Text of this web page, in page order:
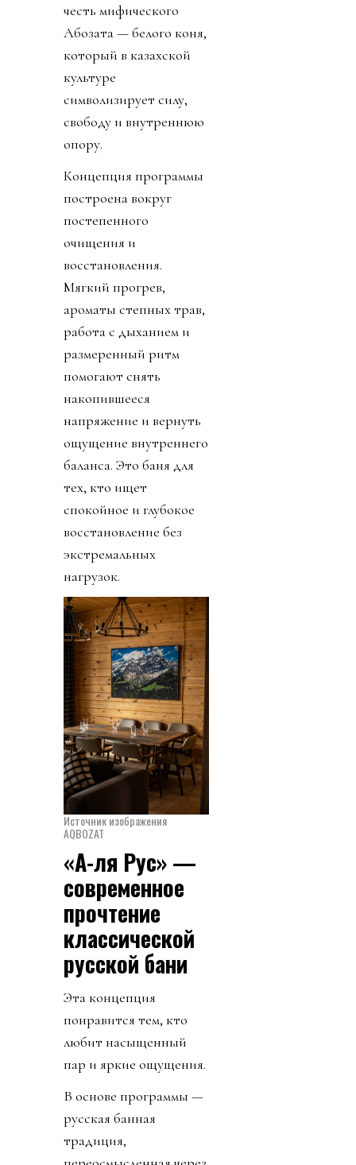
честь мифического
Ақбозата — белого коня,
который в казахской
культуре
символизирует силу,
свободу и внутреннюю
опору.
Концепция программы
построена вокруг
постепенного
очищения и
восстановления.
Мягкий прогрев,
ароматы степных трав,
работа с дыханием и
размеренный ритм
помогают снять
накопившееся
напряжение и вернуть
ощущение внутреннего
баланса. Это баня для
тех, кто ищет
спокойное и глубокое
восстановление без
экстремальных
нагрузок.
Источник изображения
AQBOZAT
«А-ля Рус» —
современное
прочтение
классической
русской бани
Эта концепция
понравится тем, кто
любит насыщенный
пар и яркие ощущения.
В основе программы —
русская банная
традиция,